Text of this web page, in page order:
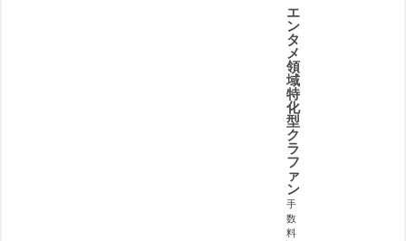
エ
ン
タ
メ
領
域
特
化
型
ク
ラ
フ
ァ
ン
手
数
料